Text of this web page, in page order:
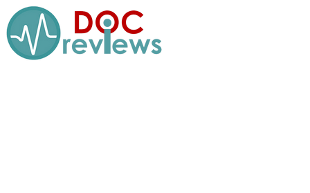
Перейти
к
содержимому